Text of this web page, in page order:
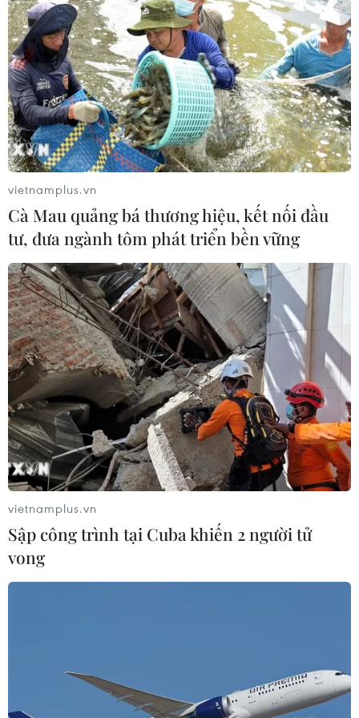
Quảng Ninh chấm dứt cơ sở giết mổ
động vật không đủ điều kiện trước
31/10
03/08/2026 11:31
Bệnh viện hạng đặc biệt cơ sở Ninh
Bình khẳng định "cánh tay nối dài"
hiệu quả
03/08/2026 07:15
Bộ Y tế: Đề xuất quỹ Bảo hiểm y tế
thanh toán chi phí khám chữa bệnh y
học gia đình
03/08/2026 07:04
Siết giám định, kiểm soát chặt chi
phí khám chữa bệnh bảo hiểm y tế
02/08/2026 10:10
Điều trị hiệu quả ca ung thư phổi
mang đồng thời hai đột biến gen
hiếm gặp
02/08/2026 05:58
Tạo đột phá từ y tế cơ sở đến phát
vietnamplus.vn
Cà Mau quảng bá thương hiệu, kết nối đầu
tư, đưa ngành tôm phát triển bền vững
vietnamplus.vn
Sập công trình tại Cuba khiến 2 người tử
vong